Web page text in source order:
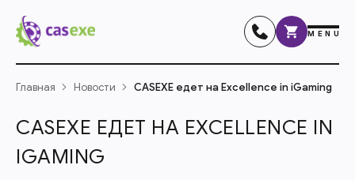
MENU
Главная Новости CASEXE едет на Excellence in iGaming
CASEXE ЕДЕТ НА EXCELLENCE IN
IGAMING